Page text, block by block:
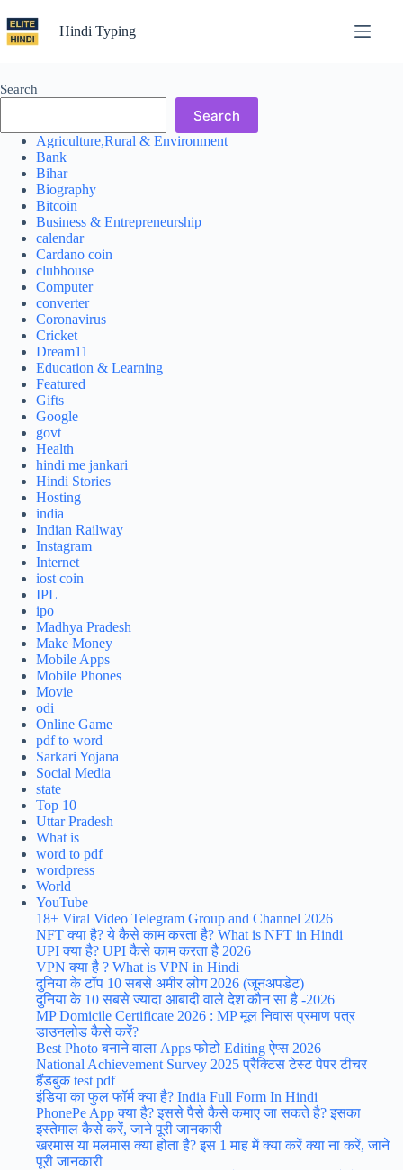
to
content
Hindi Typing
Search
Search
Agriculture,Rural & Environment
Bank
Bihar
Biography
Bitcoin
Business & Entrepreneurship
calendar
Cardano coin
clubhouse
Computer
converter
Coronavirus
Cricket
Dream11
Education & Learning
Featured
Gifts
Google
govt
Health
hindi me jankari
Hindi Stories
Hosting
india
Indian Railway
Instagram
Internet
iost coin
IPL
ipo
Madhya Pradesh
Make Money
Mobile Apps
Mobile Phones
Movie
odi
Online Game
pdf to word
Sarkari Yojana
Social Media
state
Top 10
Uttar Pradesh
What is
word to pdf
wordpress
World
YouTube
18+ Viral Video Telegram Group and Channel 2026
NFT क्या है? ये कैसे काम करता है? What is NFT in Hindi
UPI क्या है? UPI कैसे काम करता है 2026
VPN क्या है ? What is VPN in Hindi
दुनिया के टॉप 10 सबसे अमीर लोग 2026 (जूनअपडेट)
दुनिया के 10 सबसे ज्यादा आबादी वाले देश कौन सा है -2026
MP Domicile Certificate 2026 : MP मूल निवास प्रमाण पत्र
डाउनलोड कैसे करें?
Best Photo बनाने वाला Apps फोटो Editing ऐप्स 2026
National Achievement Survey 2025 प्रैक्टिस टेस्ट पेपर टीचर
हैंडबुक test pdf
इंडिया का फुल फॉर्म क्या है? India Full Form In Hindi
PhonePe App क्या है? इससे पैसे कैसे कमाए जा सकते है? इसका
इस्तेमाल कैसे करें, जाने पूरी जानकारी
खरमास या मलमास क्या होता है? इस 1 माह में क्या करें क्या ना करें, जाने
पूरी जानकारी